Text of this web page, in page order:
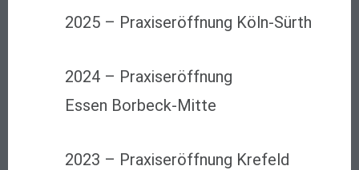
2025 – Praxiseröffnung Köln-Sürth
2024 – Praxiseröffnung
Essen Borbeck-Mitte
2023 – Praxiseröffnung Krefeld